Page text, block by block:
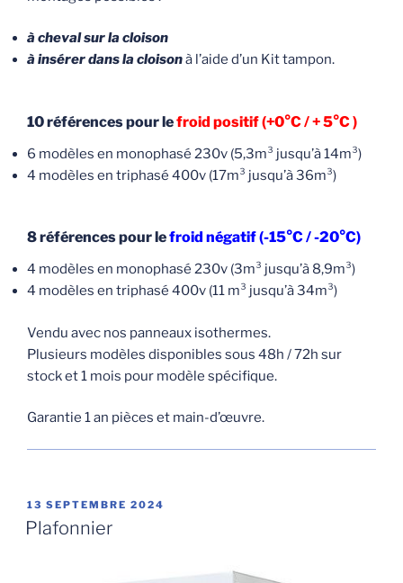
à cheval sur la cloison
à insérer dans la cloisonà l’aide d’un Kit tampon.
10 références pour lefroid positif (+0°C / + 5°C )
6 modèles en monophasé 230v (5,3m³ jusqu’à 14m³)
4 modèles en triphasé 400v (17m³ jusqu’à 36m³)
8 références pour lefroid négatif (-15°C / -20°C)
4 modèles en monophasé 230v (3m³ jusqu’à 8,9m³)
4 modèles en triphasé 400v (11 m³ jusqu’à 34m³)
Vendu avec nos panneaux isothermes.
Plusieurs modèles disponibles sous 48h / 72h sur
stock et 1 mois pour modèle spécifique.
Garantie 1 an pièces et main-d’œuvre.
PUBLIÉ
LE
13 SEPTEMBRE 2024
Plafonnier